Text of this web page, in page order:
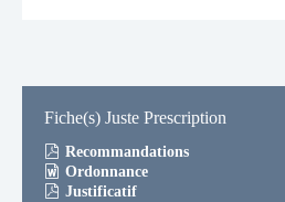
Fiche(s) Juste Prescription
Recommandations
Ordonnance
Justificatif